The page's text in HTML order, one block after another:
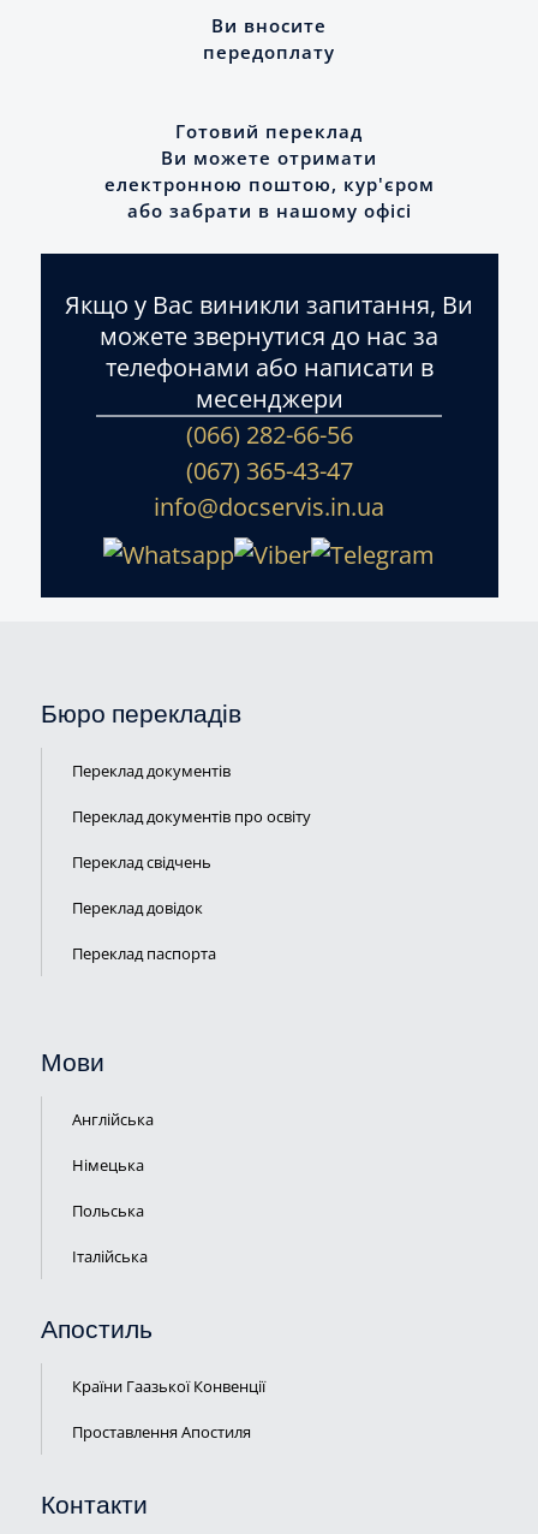
Ви вносите
передоплату
Готовий переклад
Ви можете отримати
електронною поштою, кур'єром
або забрати в нашому офісі
Якщо у Вас виникли запитання, Ви
можете звернутися до нас за
телефонами або написати в
месенджери
(066) 282-66-56
(067) 365-43-47
info@docservis.in.ua
Бюро перекладів
Переклад документів
Переклад документів про освіту
Переклад свідчень
Переклад довідок
Переклад паспорта
Мови
Англійська
Німецька
Польська
Італійська
Апостиль
Країни Гаазької Конвенції
Проставлення Апостиля
Контакти